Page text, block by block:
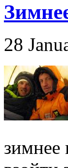
28
зимнее